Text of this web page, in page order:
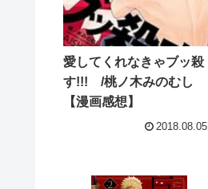
愛してくれなきゃブッ殺
す!!! /桃ノ木みのむし
【漫画感想】
2018.08.05